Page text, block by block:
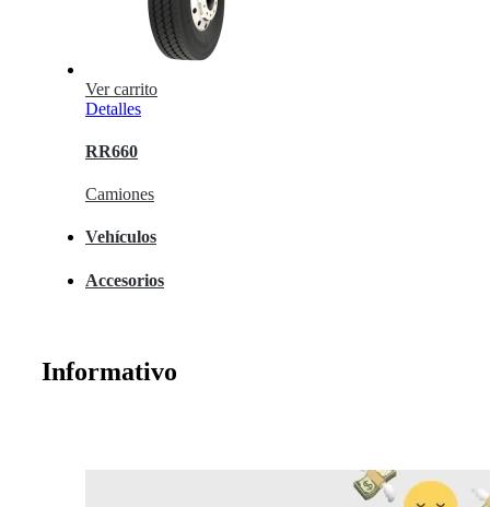
Ver carrito
Detalles
RR660
Camiones
Vehículos
Accesorios
Informativo